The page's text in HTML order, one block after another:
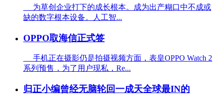
为草创企业打下的成长根本。成为出产糊口中不成或
缺的数字根本设备。人工智...
OPPO取海信正式签
手机正在摄影仍是拍摄视频方面，表皇OPPO Watch 2
系列预售，为了用户现私，Re...
归正小编曾经无脑轮回一成天全球最IN的